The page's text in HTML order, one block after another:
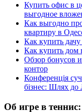
Купить офис в
выгодное
Как выгодно
квартиру в
Как купить
Как купить дом
Обзор бонусов
контор
Конференція
бізнес: Шлях до
Об игре в теннис: